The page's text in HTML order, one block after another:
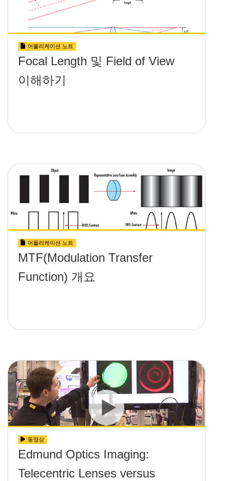
어플리케이션 노트
Focal Length 및 Field of View
이해하기
어플리케이션 노트
MTF(Modulation Transfer
Function) 개요
동영상
Edmund Optics Imaging:
Telecentric Lenses versus